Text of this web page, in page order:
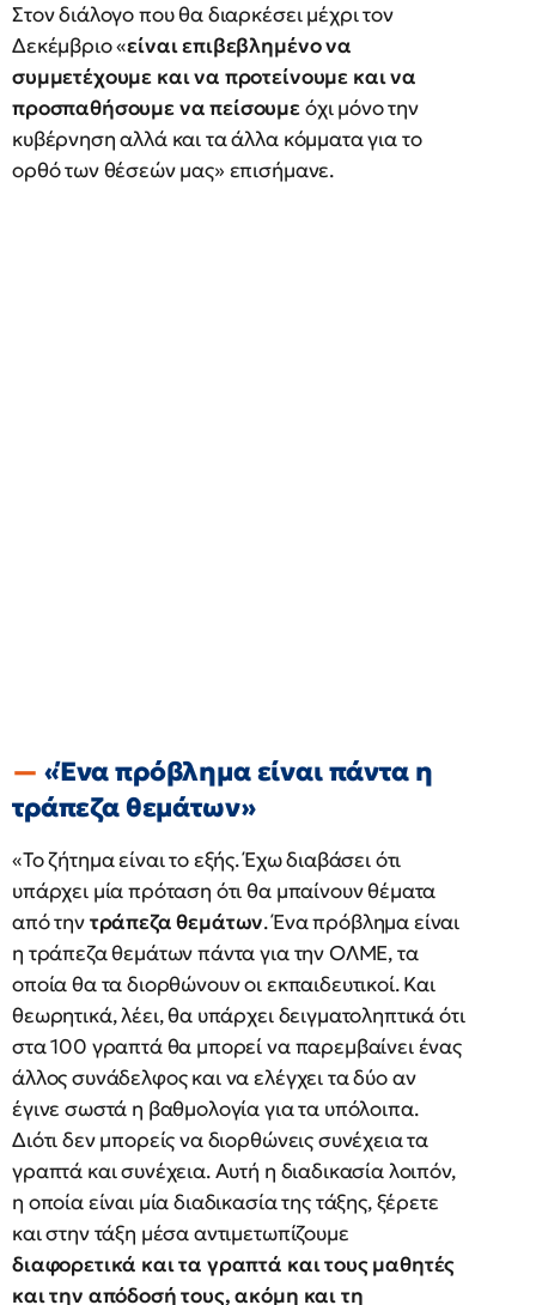
Στον διάλογο που θα διαρκέσει μέχρι τον
Δεκέμβριο «είναι επιβεβλημένο να
συμμετέχουμε και να προτείνουμε και να
προσπαθήσουμε να πείσουμεόχι μόνο την
κυβέρνηση αλλά και τα άλλα κόμματα για το
ορθό των θέσεών μας» επισήμανε.
«Ένα πρόβλημα είναι πάντα η
τράπεζα θεμάτων»
«Το ζήτημα είναι το εξής. Έχω διαβάσει ότι
υπάρχει μία πρόταση ότι θα μπαίνουν θέματα
από τηντράπεζα θεμάτων. Ένα πρόβλημα είναι
η τράπεζα θεμάτων πάντα για την ΟΛΜΕ, τα
οποία θα τα διορθώνουν οι εκπαιδευτικοί. Και
θεωρητικά, λέει, θα υπάρχει δειγματοληπτικά ότι
στα 100 γραπτά θα μπορεί να παρεμβαίνει ένας
άλλος συνάδελφος και να ελέγχει τα δύο αν
έγινε σωστά η βαθμολογία για τα υπόλοιπα.
Διότι δεν μπορείς να διορθώνεις συνέχεια τα
γραπτά και συνέχεια. Αυτή η διαδικασία λοιπόν,
η οποία είναι μία διαδικασία της τάξης, ξέρετε
και στην τάξη μέσα αντιμετωπίζουμε
διαφορετικά και τα γραπτά και τους μαθητές
και την απόδοσή τους, ακόμη και τη